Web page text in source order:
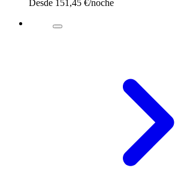
Desde 151,45 €/noche